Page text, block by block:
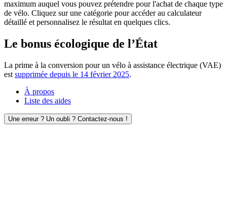
maximum auquel vous pouvez prétendre pour l'achat de chaque type
de vélo. Cliquez sur une catégorie pour accéder au calculateur
détaillé et personnalisez le résultat en quelques clics.
Le bonus écologique de l’État
La prime à la conversion pour un vélo à assistance électrique (VAE)
est supprimée depuis le 14 février 2025.
À propos
Liste des aides
Une erreur ? Un oubli ? Contactez-nous !